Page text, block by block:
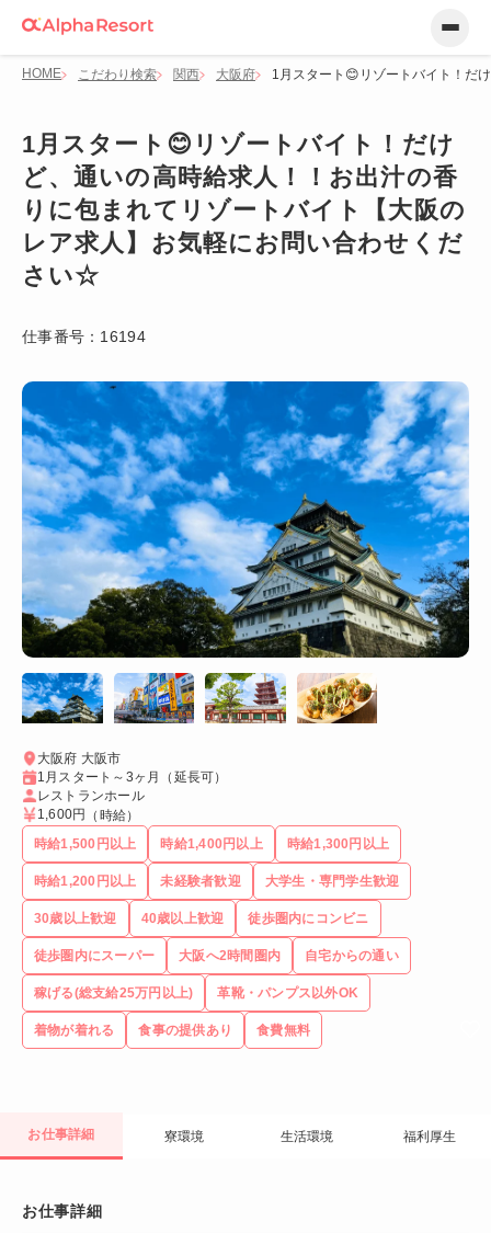
HOME こだわり検索 関西 大阪府 1月スタート😊リゾートバイト！だ
1月スタート😊リゾートバイト！だけ
ど、通いの高時給求人！！お出汁の香
りに包まれてリゾートバイト【大阪の
レア求人】お気軽にお問い合わせくだ
さい☆
仕事番号： 16194
大阪府 大阪市
1月スタート～3ヶ月（延長可）
レストランホール
1,600円
（時給）
時給1,500円以上
時給1,400円以上 時給1,300円以上
時給1,200円以上 未経験者歓迎 大学生・専門学生歓迎
30歳以上歓迎 40歳以上歓迎 徒歩圏内にコンビニ
徒歩圏内にスーパー 大阪へ2時間圏内 自宅からの通い
稼げる(総支給25万円以上) 革靴・パンプス以外OK
着物が着れる 食事の提供あり 食費無料
お仕事詳細 寮環境 生活環境 福利厚生
お仕事詳細